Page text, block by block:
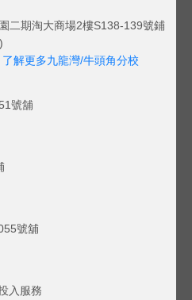
二期淘大商場2樓S138-139號鋪
了解更多九龍灣/牛頭角分校
號舖
號舖
入服務